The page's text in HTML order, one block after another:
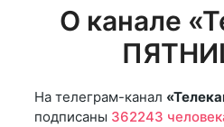
О канале
На телеграм-канал
подписаны 362243